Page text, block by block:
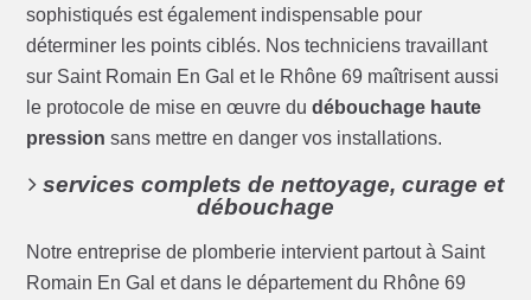
sophistiqués est également indispensable pour
déterminer les points ciblés. Nos techniciens travaillant
sur Saint Romain En Gal et le Rhône 69 maîtrisent aussi
le protocole de mise en œuvre dudébouchage haute
pression sans mettre en danger vos installations.
services complets de nettoyage, curage et
débouchage
Notre entreprise de plomberie intervient partout à Saint
Romain En Gal et dans le département du Rhône 69